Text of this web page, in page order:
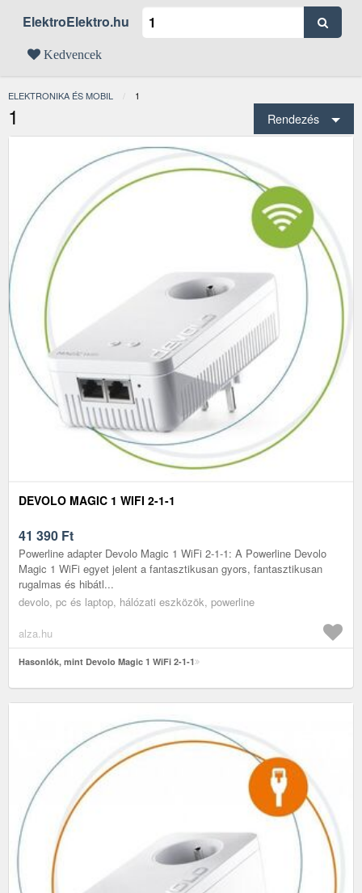
ElektroElektro.hu
Kedvencek
ELEKTRONIKA ÉS MOBIL JELENLEGI:
1
1 Rendezés
DEVOLO MAGIC 1 WIFI 2-1-1
41 390 Ft
Powerline adapter Devolo Magic 1 WiFi 2-1-1: A Powerline Devolo
Magic 1 WiFi egyet jelent a fantasztikusan gyors, fantasztikusan
rugalmas és hibátl...
devolo, pc és laptop, hálózati eszközök, powerline
alza.hu
Hasonlók, mint Devolo Magic 1 WiFi 2-1-1